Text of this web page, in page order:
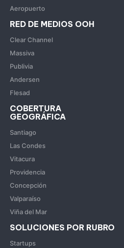
Aeropuerto
RED DE MEDIOS OOH
Clear Channel
Massiva
Publivia
Andersen
Flesad
COBERTURA
GEOGRÁFICA
Santiago
Las Condes
Vitacura
Providencia
Concepción
Valparaíso
Viña del Mar
SOLUCIONES POR RUBRO
Startups